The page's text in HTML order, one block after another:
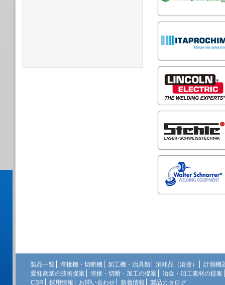
製品一覧 溶接機・切断機 加工機・治具類 消耗品（溶接）
計測機
愛知産業の技術提案
溶接・切断・加工の提案
冶金・加工素材の提案
CSR
採用情報 お問い合わせ 新着情報 製品カタログ